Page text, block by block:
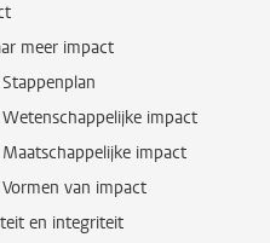
meer impact
Stappenplan
Wetenschappelijke impact
Maatschappelijke impact
Vormen van impact
en integriteit